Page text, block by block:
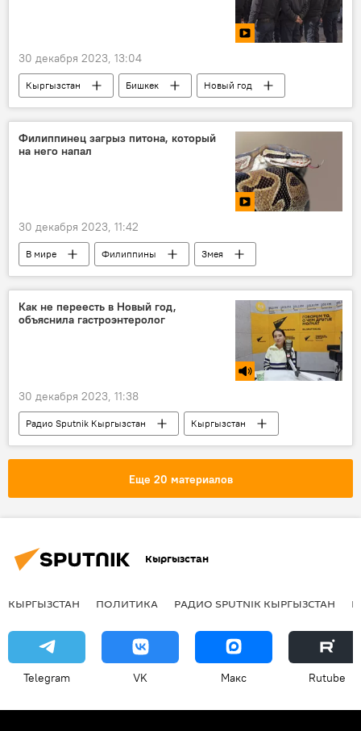
30 декабря 2023, 13:04
Кыргызстан Бишкек
Новый год
милиция
ГУВД видео
Филиппинец загрыз питона, который
на него напал
30 декабря 2023, 11:42
В мире Филиппины
Змея
Укус
нападение
видео
питон
Как не переесть в Новый год,
объяснила гастроэнтеролог
30 декабря 2023, 11:38
Радио Sputnik Кыргызстан
Кыргызстан
Новый год
еда
застолье
Еще 20 материалов
Кыргызстан
КЫРГЫЗСТАН ПОЛИТИКА РАДИО SPUTNIK КЫРГЫЗСТАН
Telegram VK Макс Rutube